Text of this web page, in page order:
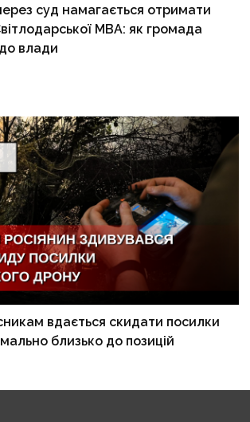
суд намагається отримати
МВА: як громада
влади
вдається скидати посилки
близько до позицій